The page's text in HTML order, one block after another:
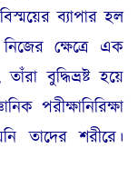
ব্যাপার হল
ক্ষেত্রে এক
বুদ্ধিভ্রষ্ট হয়ে
পরীক্ষানিরিক্ষা
তাদের শরীরে।